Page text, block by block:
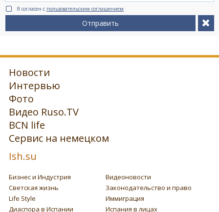
Я согласен с пользовательским соглашением
Отправить
Новости
Интервью
Фото
Видео Ruso.TV
BCN life
Сервис на немецком
Ish.su
Бизнес и Индустрия
Видеоновости
Светская жизнь
Законодательство и право
Life Style
Иммиграция
Диаспора в Испании
Испания в лицах